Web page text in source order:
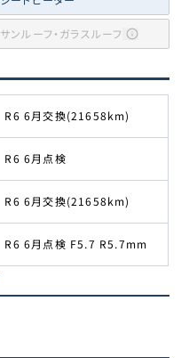
サンルーフ・ガラスルーフ
R6 6月交換(21658km)
R6 6月点検
R6 6月交換(21658km)
R6 6月点検 F5.7 R5.7mm